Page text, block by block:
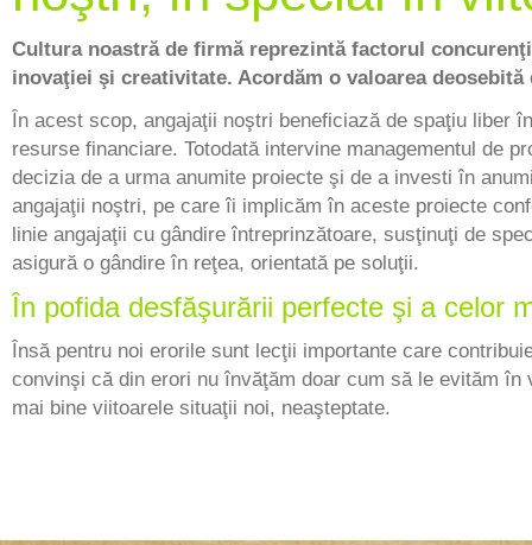
Cultura noastră de firmă reprezintă factorul
inovaţiei şi creativitate. Acordăm o valoarea
În acest scop, angajaţii noştri beneficiază de spaţiu liber
resurse financiare. Totodată intervine managementul de
decizia de a urma anumite proiecte şi de a investi în
angajaţii noştri, pe care îi implicăm în aceste proiecte
linie angajaţii cu gândire întreprinzătoare, susţinuţi de
asigură o gândire în reţea, orientată pe soluţii.
În pofida desfăşurării perfecte şi a celor
Însă pentru noi erorile sunt lecţii importante care
convinşi că din erori nu învăţăm doar cum să le evităm
mai bine viitoarele situaţii noi, neaşteptate.